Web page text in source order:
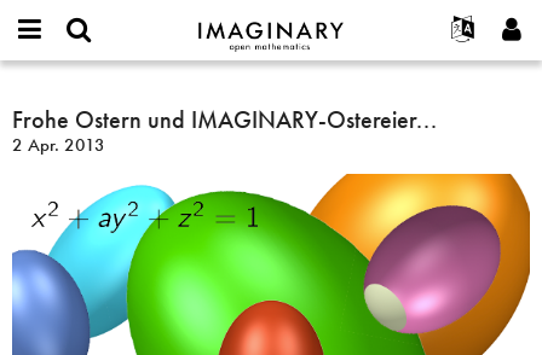
IMAGINARY
open
Français
한국어
Español
Türkçe
Programme
Hands-on
Filme
Ausstellungen
Projekte
Kontakt
or
username
Passwort
Neues Benutzerkonto erstellen
Neues Passwort anfordern
Suche
Frohe
Ostern
und
IMAGINARY-
Ostereier...
Frohe Ostern und IMAGINARY-Ostereier...
2 Apr. 2013